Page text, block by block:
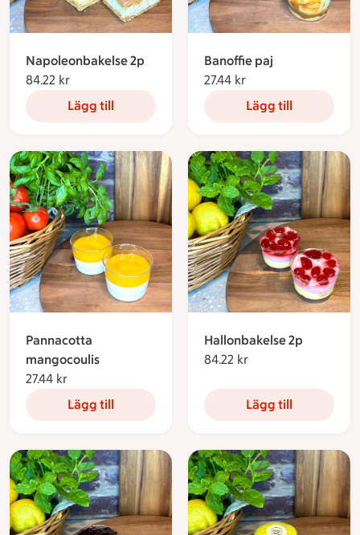
Napoleonbakelse 2p
84.22 kr
Lägg till
Banoffie paj
27.44 kr
Lägg till
Pannacotta
mangocoulis
27.44 kr
Lägg till
Hallonbakelse 2p
84.22 kr
Lägg till